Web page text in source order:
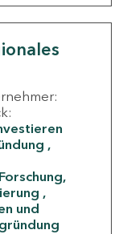
Forschung,
und